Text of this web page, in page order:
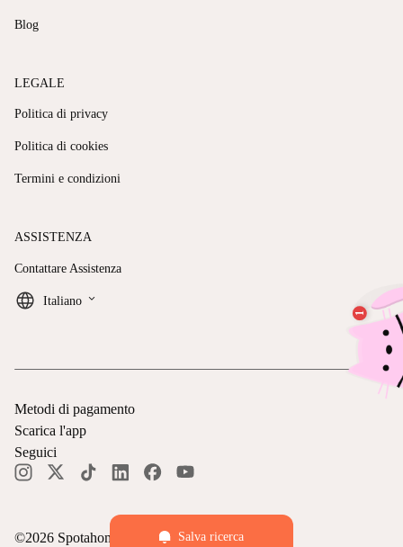
Salva ricerca
Blog
LEGALE
Politica di privacy
Politica di cookies
Termini e condizioni
ASSISTENZA
Contattare Assistenza
Italiano keyboard_arrow_down
©2026 Spotahome — Tutti i diritti riservati
Metodi di pagamento
Scarica l'app
Seguici